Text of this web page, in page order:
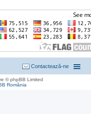
Contactează-ne
© phpBB Limited
România